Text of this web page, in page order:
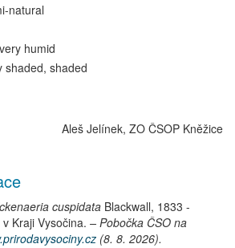
natural
humid
shaded, shaded
Aleš Jelínek, ZO ČSOP Kněžice
cuspidata Blackwall, 1833 -
v Kraji Vysočina. – Pobočka ČSO na
(8. 8. 2026).